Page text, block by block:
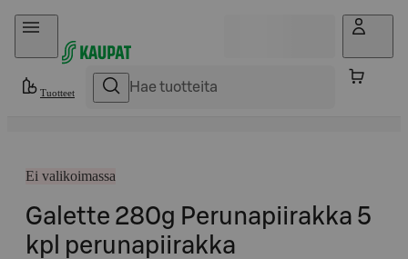
Hyppää sisältöön
Tuotteet
Ei valikoimassa
Galette 280g Perunapiirakka 5
kpl perunapiirakka